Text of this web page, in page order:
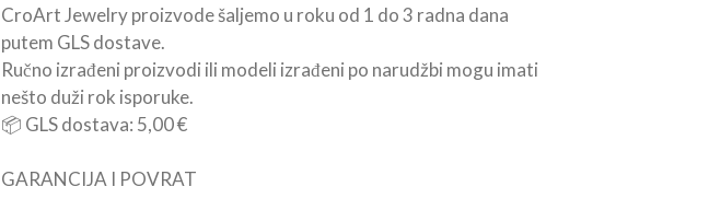
CroArt Jewelry proizvode šaljemo u roku od 1 do 3 radna dana
putem GLS dostave.
Ručno izrađeni proizvodi ili modeli izrađeni po narudžbi mogu imati
nešto duži rok isporuke.
📦 GLS dostava: 5,00 €
GARANCIJA I POVRAT